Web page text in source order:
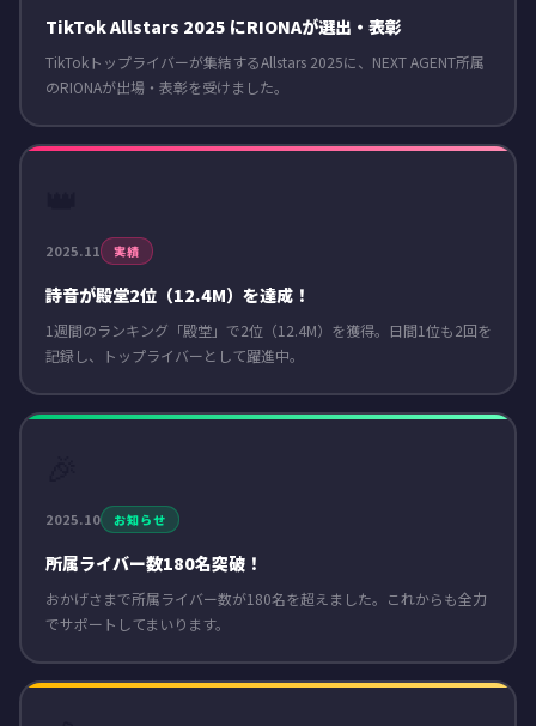
TikTok Allstars 2025 にRIONAが選出・表彰
TikTokトップライバーが集結するAllstars 2025に、NEXT AGENT所属
のRIONAが出場・表彰を受けました。
2025.11 実績
詩音が殿堂2位（12.4M）を達成！
1週間のランキング「殿堂」で2位（12.4M）を獲得。日間1位も2回を
記録し、トップライバーとして躍進中。
2025.10 お知らせ
所属ライバー数180名突破！
おかげさまで所属ライバー数が180名を超えました。これからも全力
でサポートしてまいります。